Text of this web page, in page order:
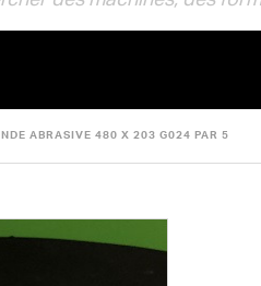
ABRASIVE 480 X 203 G024 PAR 5